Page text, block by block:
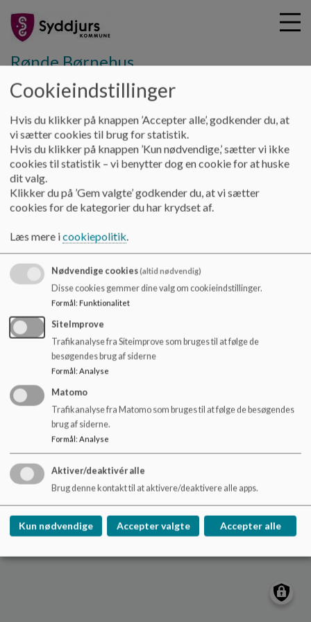
i
Rønde Børnehus
Forældresamarbejde Moesbakken
Moesbakken
Moesbakken
Rønde Børnehus
8410 Rønde
Sitemap
Cookie politik
Cookieindstillinger
Hvis du klikker på knappen ’Accepter alle’, godkender du, at
vi sætter cookies til brug for statistik.
Hvis du klikker på knappen ’Kun nødvendige,’ sætter vi ikke
cookies til statistik – vi benytter dog en cookie for at huske
dit valg.
Klikker du på ’Gem valgte’ godkender du, at vi sætter
cookies for de kategorier du har krydset af.
Læs mere icookiepolitik.
Nødvendige cookies(altid nødvendig)
Disse cookies gemmer dine valg om cookieindstillinger.
Formål: Funktionalitet
SiteImprove
Trafikanalyse fra Siteimprove som bruges til at følge de
besøgendes brug af siderne
Formål: Analyse
Matomo
Trafikanalyse fra Matomo som bruges til at følge de besøgendes
brug af siderne.
Formål: Analyse
Aktiver/deaktivér alle
Brug denne kontakt til at aktivere/deaktivere alle apps.
Kun nødvendige Accepter valgte Accepter alle